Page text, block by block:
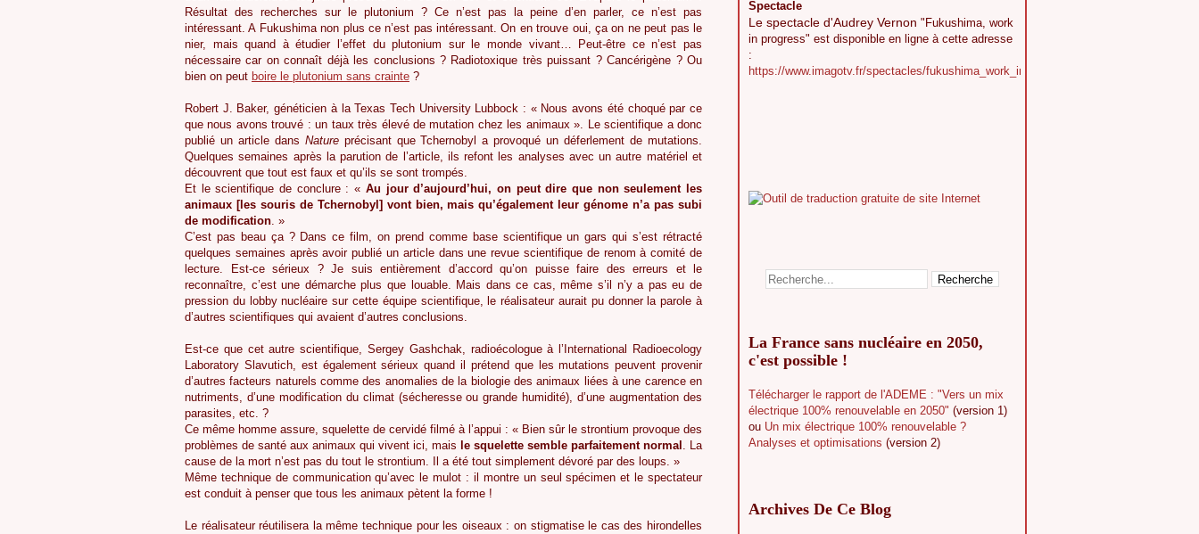
Résultat des recherches sur le plutonium ? Ce n’est pas la peine d’en parler, ce n’est pas
intéressant. A Fukushima non plus ce n’est pas intéressant. On en trouve oui, ça on ne peut pas le
nier, mais quand à étudier l’effet du plutonium sur le monde vivant… Peut-être ce n’est pas
nécessaire car on connaît déjà les conclusions ? Radiotoxique très puissant ? Cancérigène ? Ou
bien on peut boire le plutonium sans crainte ?
Robert J. Baker, généticien à la Texas Tech University Lubbock : « Nous avons été choqué par ce
que nous avons trouvé : un taux très élevé de mutation chez les animaux ». Le scientifique a donc
publié un article dans Natureprécisant que Tchernobyl a provoqué un déferlement de mutations.
Quelques semaines après la parution de l’article, ils refont les analyses avec un autre matériel et
découvrent que tout est faux et qu’ils se sont trompés.
Et le scientifique de conclure : « Au jour d’aujourd’hui, on peut dire que non seulement les
animaux [les souris de Tchernobyl] vont bien, mais qu’également leur génome n’a pas subi
de modification. »
C’est pas beau ça ? Dans ce film, on prend comme base scientifique un gars qui s’est rétracté
quelques semaines après avoir publié un article dans une revue scientifique de renom à comité de
lecture. Est-ce sérieux ? Je suis entièrement d’accord qu’on puisse faire des erreurs et le
reconnaître, c’est une démarche plus que louable. Mais dans ce cas, même s’il n’y a pas eu de
pression du lobby nucléaire sur cette équipe scientifique, le réalisateur aurait pu donner la parole à
d’autres scientifiques qui avaient d’autres conclusions.
Est-ce que cet autre scientifique, Sergey Gashchak, radioécologue à l’International Radioecology
Laboratory Slavutich, est également sérieux quand il prétend que les mutations peuvent provenir
d’autres facteurs naturels comme des anomalies de la biologie des animaux liées à une carence en
nutriments, d’une modification du climat (sécheresse ou grande humidité), d’une augmentation des
parasites, etc. ?
Ce même homme assure, squelette de cervidé filmé à l’appui : « Bien sûr le strontium provoque des
problèmes de santé aux animaux qui vivent ici, mais le squelette semble parfaitement normal . La
cause de la mort n’est pas du tout le strontium. Il a été tout simplement dévoré par des loups. »
Même technique de communication qu’avec le mulot : il montre un seul spécimen et le spectateur
est conduit à penser que tous les animaux pètent la forme !
Le réalisateur réutilisera la même technique pour les oiseaux : on stigmatise le cas des hirondelles
Spectacle
Le spectacle d'Audrey Vernon "Fukushima, work
in progress" est disponible en ligne à cette adresse
:
https://www.imagotv.fr/spectacles/fukushima_work_in_progress
La France sans nucléaire en 2050,
c'est possible !
Télécharger le rapport de l'ADEME : "Vers un mix
électrique 100% renouvelable en 2050" (version 1)
ou Un mix électrique 100% renouvelable ?
Analyses et optimisations (version 2)
Archives De Ce Blog